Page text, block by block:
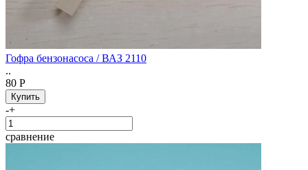
Гофра бензонасоса / ВАЗ 2110
..
80 Р
-+
сравнение